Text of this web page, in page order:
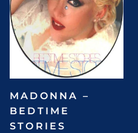
MADONNA –
BEDTIME
STORIES